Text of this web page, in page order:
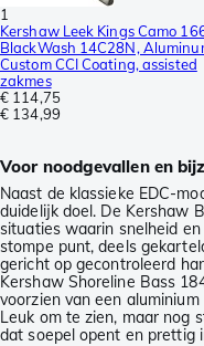
1
Kershaw Leek Kings Camo
BlackWash 14C28N,
Custom CCI Coating, assisted
zakmes
€ 114,75
€ 134,99
Voor noodgevallen en
Naast de klassieke EDC-
duidelijk doel. De Kershaw
situaties waarin snelheid
stompe punt, deels
gericht op gecontroleerd
Kershaw Shoreline Bass
voorzien van een
Leuk om te zien, maar nog
dat soepel opent en prettig